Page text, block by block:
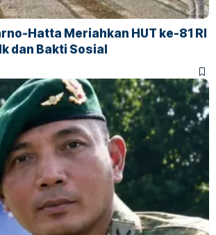
Hatta Meriahkan HUT ke-81 RI
dan Bakti Sosial